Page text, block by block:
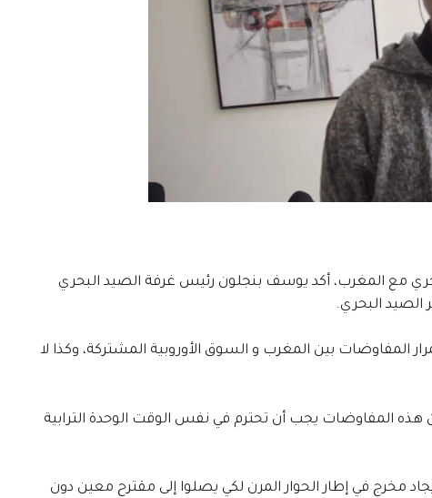
مع المغرب، أكد يوسف بنجلون رئيس غرفة الصيد البحري
الصيد البحري.
المفاوضات بين المغرب و السوق الأوروبية المشتركة، وكذا لا
هذه المفاوضات يجب أن تحترم في نفس الوقت الوحدة الترابية
مخرج في إطار الحوار المرن لكي يصلوا إلى مقترح معين دون